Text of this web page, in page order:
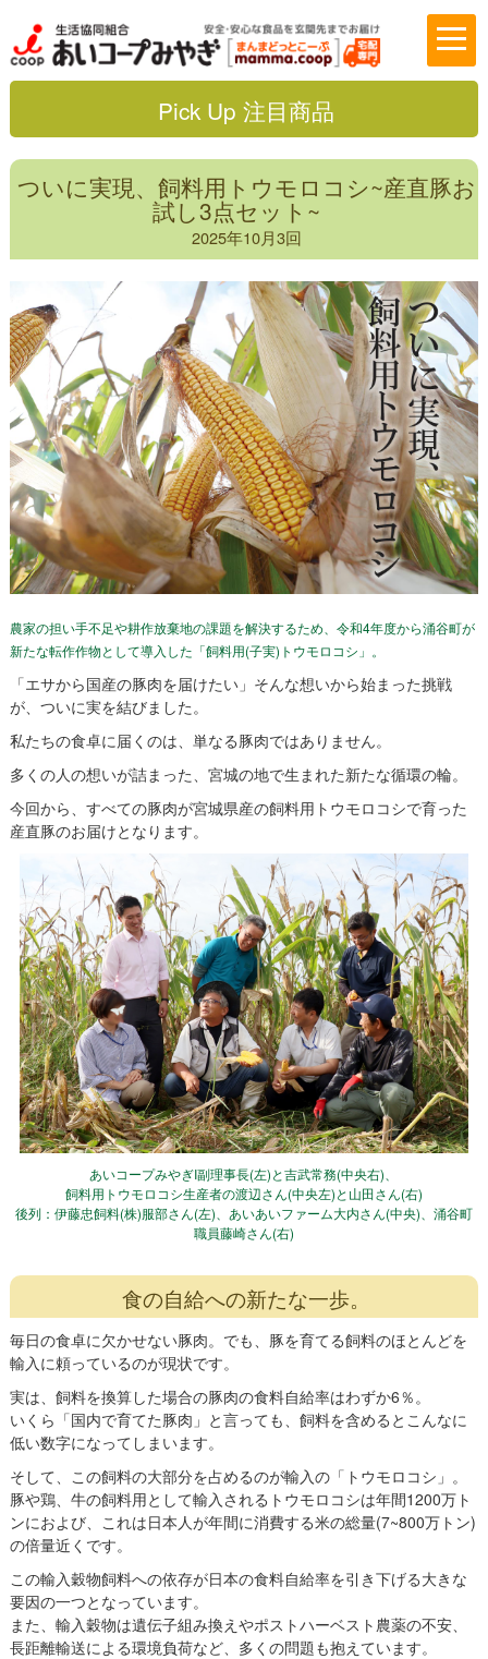
Pick Up 注目商品
ついに実現、飼料用トウモロコシ~産直豚お
試し3点セット~
2025年10月3回
農家の担い手不足や耕作放棄地の課題を解決するため、令和4年度から涌谷町が
新たな転作作物として導入した「飼料用(子実)トウモロコシ」。
「エサから国産の豚肉を届けたい」そんな想いから始まった挑戦
が、ついに実を結びました。
私たちの食卓に届くのは、単なる豚肉ではありません。
多くの人の想いが詰まった、宮城の地で生まれた新たな循環の輪。
今回から、すべての豚肉が宮城県産の飼料用トウモロコシで育った
産直豚のお届けとなります。
あいコープみやぎI副理事長(左)と吉武常務(中央右)、
飼料用トウモロコシ生産者の渡辺さん(中央左)と山田さん(右)
後列：伊藤忠飼料(株)服部さん(左)、あいあいファーム大内さん(中央)、涌谷町
職員藤崎さん(右)
食の自給への新たな一歩。
毎日の食卓に欠かせない豚肉。でも、豚を育てる飼料のほとんどを
輸入に頼っているのが現状です。
実は、飼料を換算した場合の豚肉の食料自給率はわずか6％。
いくら「国内で育てた豚肉」と言っても、飼料を含めるとこんなに
低い数字になってしまいます。
そして、この飼料の大部分を占めるのが輸入の「トウモロコシ」。
豚や鶏、牛の飼料用として輸入されるトウモロコシは年間1200万ト
ンにおよび、これは日本人が年間に消費する米の総量(7~800万トン)
の倍量近くです。
この輸入穀物飼料への依存が日本の食料自給率を引き下げる大きな
要因の一つとなっています。
また、輸入穀物は遺伝子組み換えやポストハーベスト農薬の不安、
長距離輸送による環境負荷など、多くの問題も抱えています。